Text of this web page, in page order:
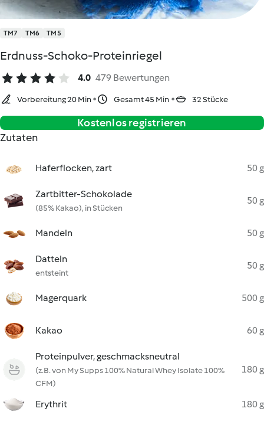
TM7 TM6 TM5
Erdnuss-Schoko-Proteinriegel
4.0 479 Bewertungen
Vorbereitung 20 Min Gesamt 45 Min 32 Stücke
Kostenlos registrieren
Zutaten
Haferflocken, zart 50 g
Zartbitter-Schokolade
(85% Kakao), in Stücken
50 g
Mandeln 50 g
Datteln
entsteint
50 g
Magerquark 500 g
Kakao 60 g
Proteinpulver, geschmacksneutral
(z.B. von My Supps 100% Natural Whey Isolate 100%
CFM)
180 g
Erythrit 180 g